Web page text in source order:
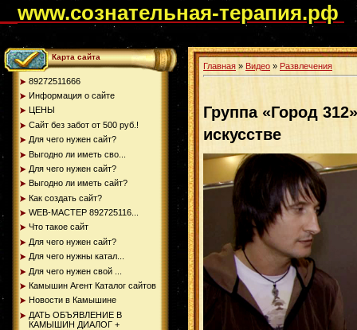
www.сознательная-терапия.рф
Карта сайта
89272511666
Информация о сайте
ЦЕНЫ
Сайт без забот от 500 руб.!
Для чего нужен сайт?
Выгодно ли иметь сво...
Для чего нужен сайт?
Выгодно ли иметь сайт?
Как создать сайт?
WEB-МАСТЕР 892725116...
Что такое сайт
Для чего нужен сайт?
Для чего нужны катал...
Для чего нужен свой ...
Камышин Агент Каталог сайтов
Новости в Камышине
ДАТЬ ОБЪЯВЛЕНИЕ В
КАМЫШИН ДИАЛОГ +
Главная » Видео » Развлечения
Группа «Город
искусстве